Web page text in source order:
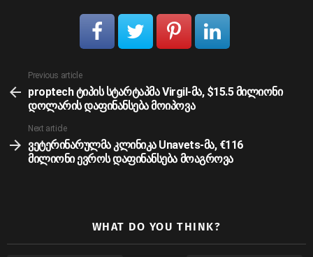
more
Previous article
proptech ტიპის სტარტაპმა Virgil-მა, $15.5 მილიონი
დოლარის დაფინანსება მოიპოვა
Next article
ვეტერინარულმა კლინიკა Unavets-მა, €116
მილიონი ევროს დაფინანსება მოაგროვა
WHAT DO YOU THINK?